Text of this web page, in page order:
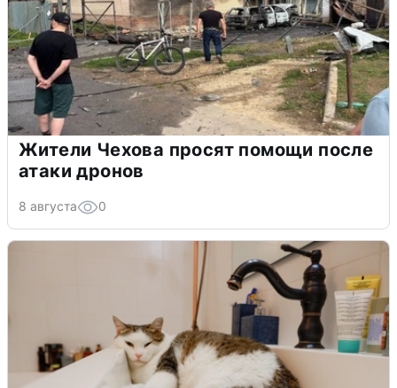
Жители Чехова просят помощи после
атаки дронов
8 августа 0